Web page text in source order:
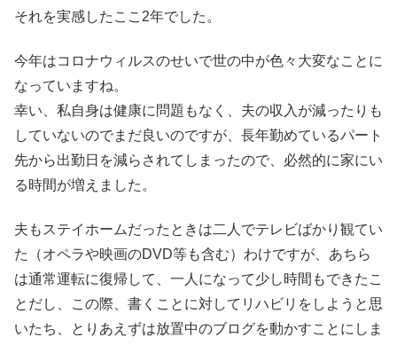
それを実感したここ2年でした。
今年はコロナウィルスのせいで世の中が色々大変なことに
なっていますね。
幸い、私自身は健康に問題もなく、夫の収入が減ったりも
していないのでまだ良いのですが、長年勤めているパート
先から出勤日を減らされてしまったので、必然的に家にい
る時間が増えました。
夫もステイホームだったときは二人でテレビばかり観てい
た（オペラや映画のDVD等も含む）わけですが、あちら
は通常運転に復帰して、一人になって少し時間もできたこ
とだし、この際、書くことに対してリハビリをしようと思
いたち、とりあえずは放置中のブログを動かすことにしま